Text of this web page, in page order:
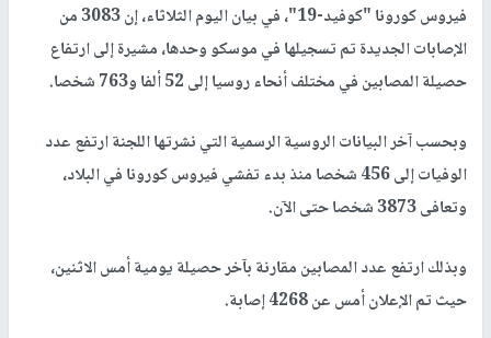
فيروس كورونا "كوفيد-19"، في بيان اليوم الثلاثاء، إن 3083 من
الإصابات الجديدة تم تسجيلها في موسكو وحدها، مشيرة إلى ارتفاع
حصيلة المصابين في مختلف أنحاء روسيا إلى 52 ألفا و763 شخصا.
وبحسب آخر البيانات الروسية الرسمية التي نشرتها اللجنة ارتفع عدد
الوفيات إلى 456 شخصا منذ بدء تفشي فيروس كورونا في البلاد،
وتعافى 3873 شخصا حتى الآن.
وبذلك ارتفع عدد المصابين مقارنة بآخر حصيلة يومية أمس الاثنين،
حيث تم الإعلان أمس عن 4268 إصابة.